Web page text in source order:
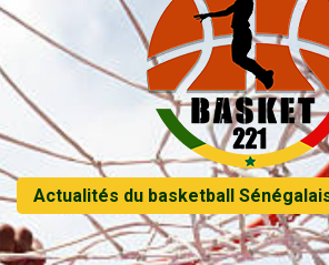
Actualités du basketball